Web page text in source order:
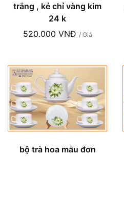
trắng , kẻ chỉ vàng kim
24 k
520.000 VNĐ / Giá
bộ trà hoa mẫu đơn